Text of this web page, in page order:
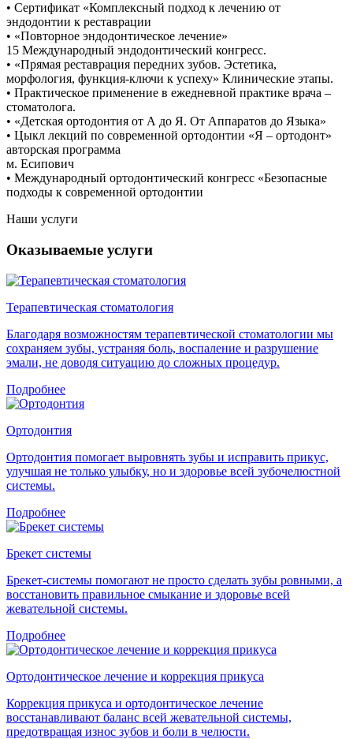
• Сертификат «Комплексный подход к лечению от
эндодонтии к реставрации
• «Повторное эндодонтическое лечение»
15 Международный эндодонтический конгресс.
• «Прямая реставрация передних зубов. Эстетика,
морфология, функция-ключи к успеху» Клинические этапы.
• Практическое применение в ежедневной практике врача –
стоматолога.
• «Детская ортодонтия от А до Я. От Аппаратов до Языка»
• Цыкл лекций по современной ортодонтии «Я – ортодонт»
авторская программа
м. Есипович
• Международный ортодонтический конгресс «Безопасные
подходы к современной ортодонтии
Наши услуги
Оказываемые услуги
Терапевтическая стоматология
Благодаря возможностям терапевтической стоматологии мы
сохраняем зубы, устраняя боль, воспаление и разрушение
эмали, не доводя ситуацию до сложных процедур.
Подробнее
Ортодонтия
Ортодонтия помогает выровнять зубы и исправить прикус,
улучшая не только улыбку, но и здоровье всей зубочелюстной
системы.
Подробнее
Брекет системы
Брекет-системы помогают не просто сделать зубы ровными, а
восстановить правильное смыкание и здоровье всей
жевательной системы.
Подробнее
Ортодонтическое лечение и коррекция прикуса
Коррекция прикуса и ортодонтическое лечение
восстанавливают баланс всей жевательной системы,
предотвращая износ зубов и боли в челюсти.